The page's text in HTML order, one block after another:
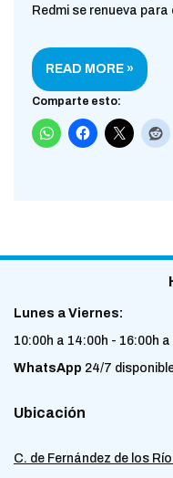
Redmi se renueva
READ MORE »
Comparte esto:
Lunes a Viernes:
10:00h a 14:00h - 16:00h a
WhatsApp 24/7
Ubicación
C. de Fernández de los